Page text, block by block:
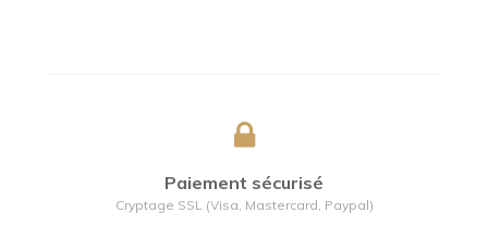
Paiement sécurisé
Cryptage SSL (Visa, Mastercard, Paypal)